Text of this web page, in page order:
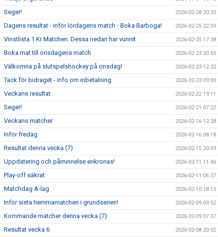
Seger! 2026-02-28 20:33
Dagens resultat - inför lördagens match - Boka Barboga! 2026-02-25 22:09
Vinstlista 1 Kr Matchen. Dessa nedan har vunnit 2026-02-25 17:38
Boka mat till onsdagens match 2026-02-23 20:55
Välkomna på slutspelshockey på onsdag! 2026-02-23 12:32
Tack för bidraget - info om inbetalning 2026-02-23 09:00
Veckans resultat 2026-02-22 19:11
Seger! 2026-02-21 07:22
Veckans matcher 2026-02-16 12:28
Inför fredag 2026-02-16 08:18
Resultat denna vecka (7) 2026-02-15 20:09
Uppdatering och påminnelse enkronas! 2026-02-11 11:46
Play-off säkrat 2026-02-11 06:37
Matchdag A-lag 2026-02-10 18:15
Inför sista hemmamatchen i grundserien! 2026-02-09 09:52
Kommande matcher denna vecka (7) 2026-02-09 07:57
Resultat vecka 6 2026-02-08 20:02